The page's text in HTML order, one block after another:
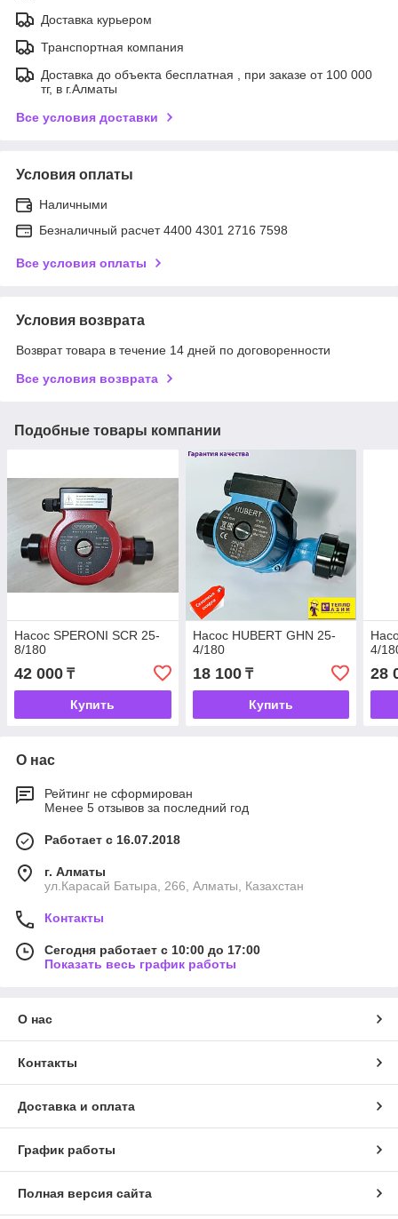
Доставка курьером
Транспортная компания
Доставка до объекта бесплатная , при заказе от 100 000
тг, в г.Алматы
Все условия доставки
Условия оплаты
Наличными
Безналичный расчет 4400 4301 2716 7598
Все условия оплаты
Условия возврата
Возврат товара в течение 14 дней по договоренности
Все условия возврата
Подобные товары компании
Насос SPERONI SCR 25-
8/180
42 000 ₸
Купить
Насос HUBERT GHN 25-
4/180
18 100₸
Купить
4/
28
О нас
Рейтинг не сформирован
Менее 5 отзывов за последний год
Работает с 16.07.2018
г. Алматы
ул.Карасай Батыра, 266, Алматы, Казахстан
Контакты
Сегодня работает с 10:00 до 17:00
Показать весь график работы
О нас
Контакты
Доставка и оплата
График работы
Полная версия сайта